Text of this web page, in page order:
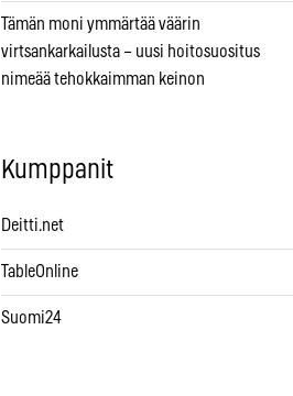
Tämän moni ymmärtää väärin
virtsankarkailusta – uusi hoitosuositus
nimeää tehokkaimman keinon
Kumppanit
Deitti.net
TableOnline
Suomi24